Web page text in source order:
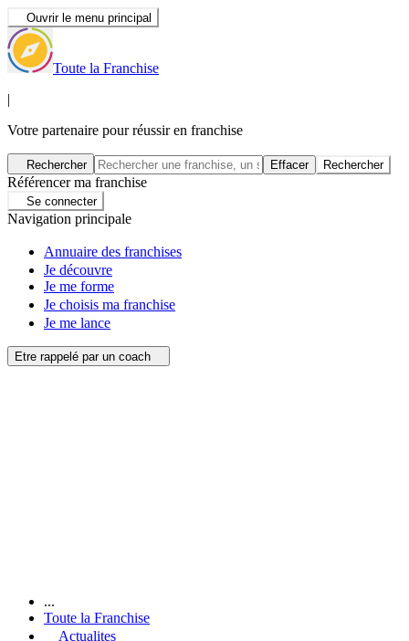
Ouvrir le menu principal
Toute la Franchise
|
Votre partenaire pour réussir en franchise
Rechercher Effacer Rechercher
Référencer ma franchise
Se connecter
Navigation principale
Annuaire des franchises
Je découvre
Je me forme
Je choisis ma franchise
Je me lance
Etre rappelé par un coach
...
Toute la Franchise
Actualites